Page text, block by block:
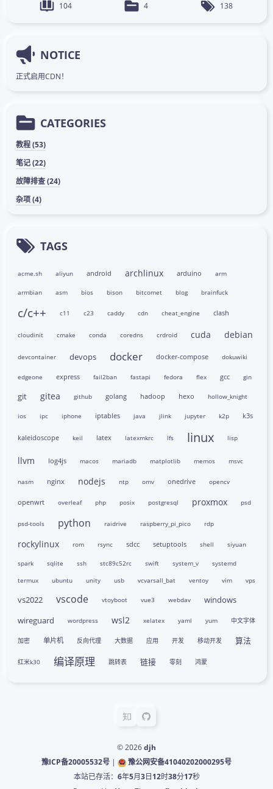
104 4 138
NOTICE
正式启用CDN！
CATEGORIES
教程 (53)
笔记 (22)
故障排查 (24)
杂项 (4)
TAGS
acme.sh aliyun android archlinux arduino arm
armbian asm bios bison bitcomet blog brainfuck
c/c++ c11 c23 caddy cdn cheat_engine clash
cloudinit cmake conda coredns crdroid cuda debian
devcontainer devops docker docker-compose dokuwiki
edgeone express fail2ban fastapi fedora flex gcc gin
git gitea github golang hadoop hexo hollow_knight
ios ipc iphone iptables java jlink jupyter k2p k3s
kaleidoscope keil latex latexmkrc lfs linux lisp
llvm log4js macos mariadb matplotlib memos msvc
nasm nginx nodejs ntp omv onedrive opencv
openwrt overleaf php posix postgresql proxmox psd
psd-tools python raidrive raspberry_pi_pico rdp
rockylinux rom rsync sdcc setuptools shell siyuan
spark sqlite ssh stc89c52rc swift system_v
systemd
termux
ubuntu unity usb vcvarsall_bat ventoy vim vps
vs2022 vscode vtoyboot vue3 webdav
windows
wireguard
wordpress wsl2 xelatex yaml yum 中文字体
加密 单片机 反向代理 大数据 应用 开发 移动开发 算法
红米k30 编译原理 跳转表 链接 零刻 鸿蒙
© 2026djh
豫ICP备20005532号 |
豫公网安备41040202000295号
本站已存活： 6年5月3日12时38分18秒